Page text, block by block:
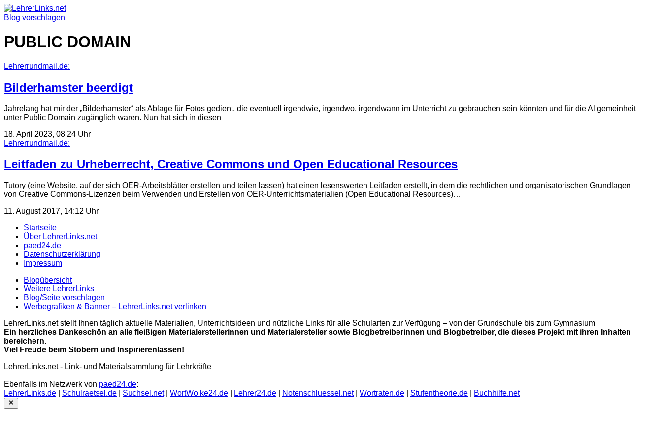
Skip
to
Blog vorschlagen
PUBLIC DOMAIN
Lehrerrundmail.de:
Bilderhamster beerdigt
Jahrelang hat mir der „Bilderhamster“ als Ablage für Fotos gedient, die eventuell irgendwie, irgendwo, irgendwann im Unterricht zu gebrauchen sein könnten und für die Allgemeinheit
unter Public Domain zugänglich waren. Nun hat sich in diesen
18. April 2023, 08:24 Uhr
Lehrerrundmail.de:
Leitfaden zu Urheberrecht, Creative Commons und Open Educational Resources
Tutory (eine Website, auf der sich OER-Arbeitsblätter erstellen und teilen lassen) hat einen lesenswerten Leitfaden erstellt, in dem die rechtlichen und organisatorischen Grundlagen
von Creative Commons-Lizenzen beim Verwenden und Erstellen von OER-Unterrichtsmaterialien (Open Educational Resources)…
11. August 2017, 14:12 Uhr
Startseite
Über LehrerLinks.net
paed24.de
Datenschutzerklärung
Impressum
Blogübersicht
Weitere LehrerLinks
Blog/Seite vorschlagen
Werbegrafiken & Banner – LehrerLinks.net verlinken
LehrerLinks.net stellt Ihnen täglich aktuelle Materialien, Unterrichtsideen und nützliche Links für alle Schularten zur Verfügung – von der Grundschule bis zum Gymnasium.
Ein herzliches Dankeschön an alle fleißigen Materialerstellerinnen und Materialersteller sowie Blogbetreiberinnen und Blogbetreiber, die dieses Projekt mit ihren Inhalten
bereichern.
Viel Freude beim Stöbern und Inspirierenlassen!
LehrerLinks.net - Link- und Materialsammlung für Lehrkräfte
Ebenfalls im Netzwerk von paed24.de:
LehrerLinks.de
Schulraetsel.de Suchsel.net| WortWolke24.de Lehrer24.de Notenschluessel.net| Wortraten.de Stufentheorie.de Buchhilfe.net
Close